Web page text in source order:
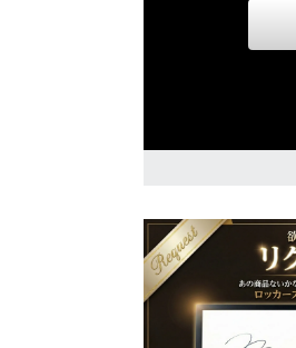
2XL
17,240円(税込)